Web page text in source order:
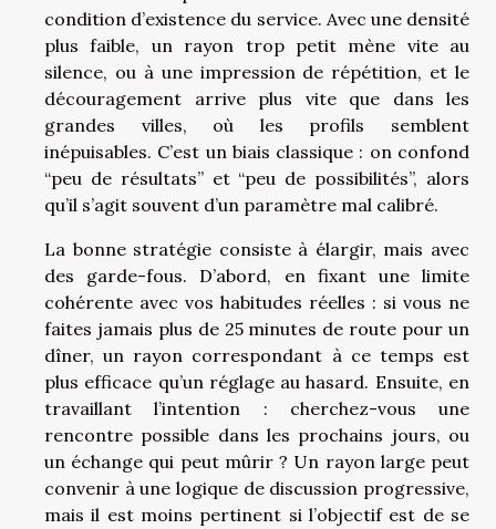
condition d’existence du service. Avec une densité
plus faible, un rayon trop petit mène vite au
silence, ou à une impression de répétition, et le
découragement arrive plus vite que dans les
grandes villes, où les profils semblent
inépuisables. C’est un biais classique : on confond
“peu de résultats” et “peu de possibilités”, alors
qu’il s’agit souvent d’un paramètre mal calibré.
La bonne stratégie consiste à élargir, mais avec
des garde-fous. D’abord, en fixant une limite
cohérente avec vos habitudes réelles : si vous ne
faites jamais plus de 25 minutes de route pour un
dîner, un rayon correspondant à ce temps est
plus efficace qu’un réglage au hasard. Ensuite, en
travaillant l’intention : cherchez-vous une
rencontre possible dans les prochains jours, ou
un échange qui peut mûrir ? Un rayon large peut
convenir à une logique de discussion progressive,
mais il est moins pertinent si l’objectif est de se